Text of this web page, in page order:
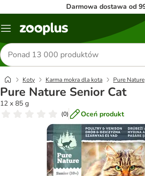
Darmowa dostawa od
Menu
Szukaj
produktów
Koty Karma mokra dla kota Pure Nature
Pure Nature Senior Cat
12 x 85 g
(0) Oceń produkt